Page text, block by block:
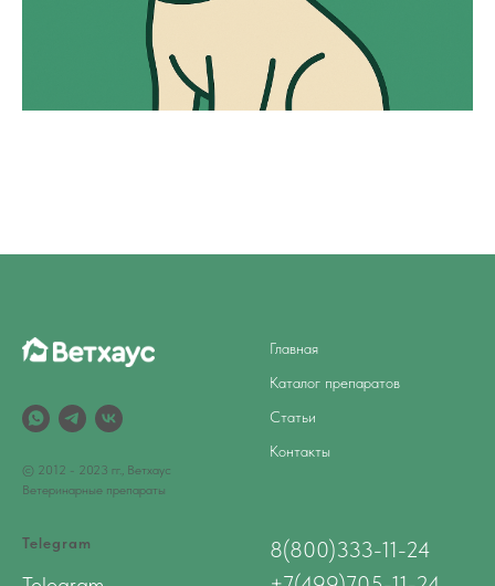
© 2012 - 2023 гг., Ветхаус
Ветеринарные препараты
Главная
Каталог препаратов
Статьи
Контакты
Telegram
8(800)333-11-24